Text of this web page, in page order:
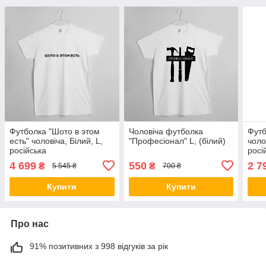
Футболка "Шото в этом
есть" чоловіча, Білий, L,
російська
4 699 ₴ 5 545 ₴
Купити
Чоловіча футболка
"Професіонал" L, (білий)
550₴ 700 ₴
Купити
2
Про нас
91% позитивних з 998 відгуків за рік